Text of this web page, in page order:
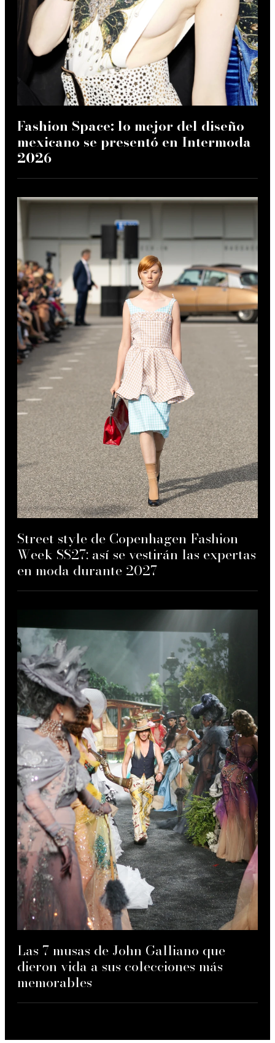
Fashion Space: lo mejor del diseño
mexicano se presentó en Intermoda
2026
Street style de Copenhagen Fashion
Week SS27: así se vestirán las expertas
en moda durante 2027
Las 7 musas de John Galliano que
dieron vida a sus colecciones más
memorables